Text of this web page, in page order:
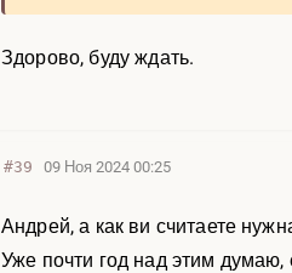
Здорово, буду ждать.
#39 09 Ноя 2024 00:25
Андрей, а как ви считаете
Уже почти год над этим думаю,